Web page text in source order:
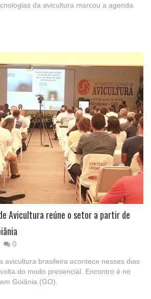
da avicultura marcou a agenda.
Avicultura reúne o setor a partir de
0
avicultura brasileira acontece nesses dias
do modo presencial. Encontro é no
Goiânia (GO).